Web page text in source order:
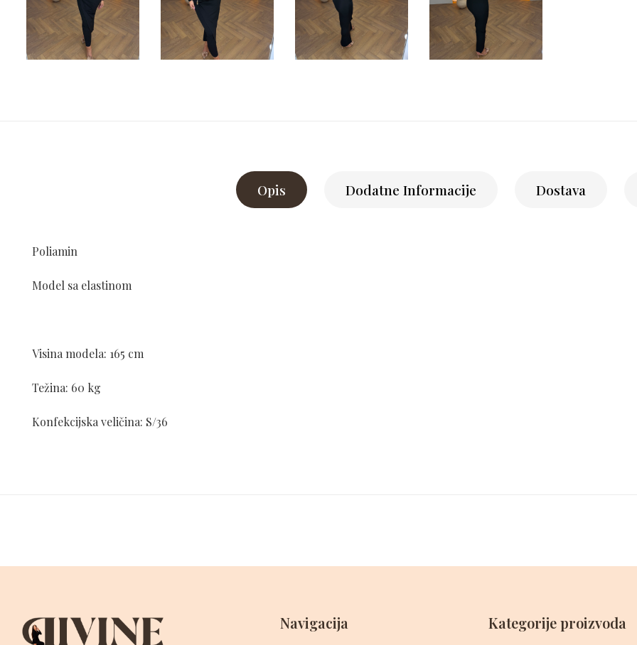
Opis Dodatne Informacije Dostava
Poliamin
Model sa elastinom
Visina modela: 165 cm
Težina: 60 kg
Konfekcijska veličina: S/36
Navigacija Kategorije proizvoda